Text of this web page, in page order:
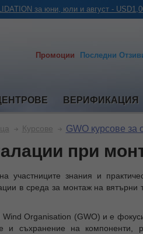
за юни, юли и август -
Промоции Последни
ВЕРИФИКАЦИЯ
Курсове GWO курсове за
при
знания и
в среда за монтаж на вятърни
Organisation (GWO) и е
и съхранение на компоненти,